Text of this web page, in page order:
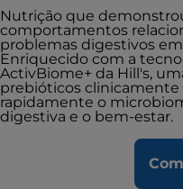
Nutrição que
comportamentos
problemas digestivos
Enriquecido com a
ActivBiome+ da Hill's,
prebióticos
rapidamente o
digestiva e o bem-estar.